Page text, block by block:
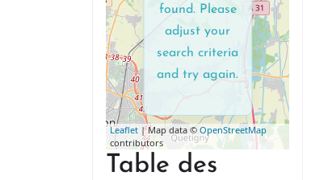
Leaflet | Map data ©OpenStreetMap
contributors
found. Please
adjust your
search criteria
and try again.
Table des